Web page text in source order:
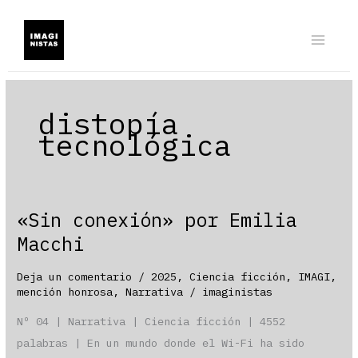
contenido
distopía
tecnológica
«Sin conexión» por Emilia
Macchi
Deja un comentario /2025 ,Ciencia ficción , IMAGI,
mención honrosa,Narrativa / imaginistas
Nº 04 | Narrativa | Ciencia ficción | 4552
palabras | En un mundo donde el Wi-Fi ha sido